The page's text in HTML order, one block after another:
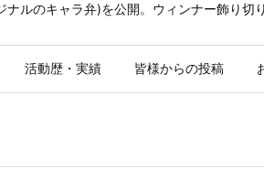
ルのキャラ弁)を公開。ウィンナー飾り
活動歴・実績 皆様からの投稿